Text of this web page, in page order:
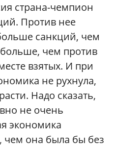
страна-чемпион
Против нее
санкций, чем
чем против
взятых. И при
не рухнула,
Надо сказать,
не очень
экономика
чем она была бы без